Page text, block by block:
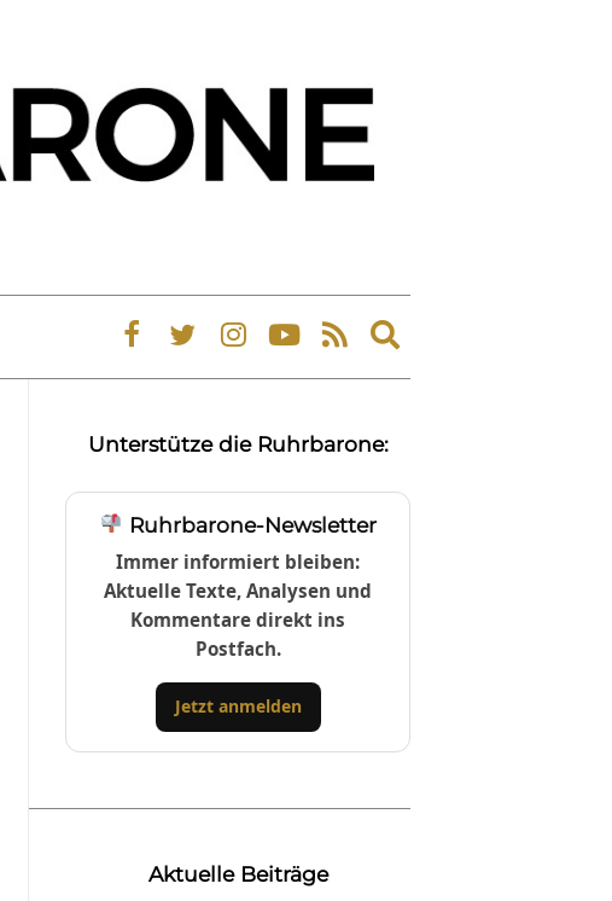
Expand
search
Unterstütze die Ruhrbarone:
Ruhrbarone-Newsletter
Immer informiert bleiben:
Aktuelle Texte, Analysen und
Kommentare direkt ins
Postfach.
Jetzt anmelden
Aktuelle Beiträge